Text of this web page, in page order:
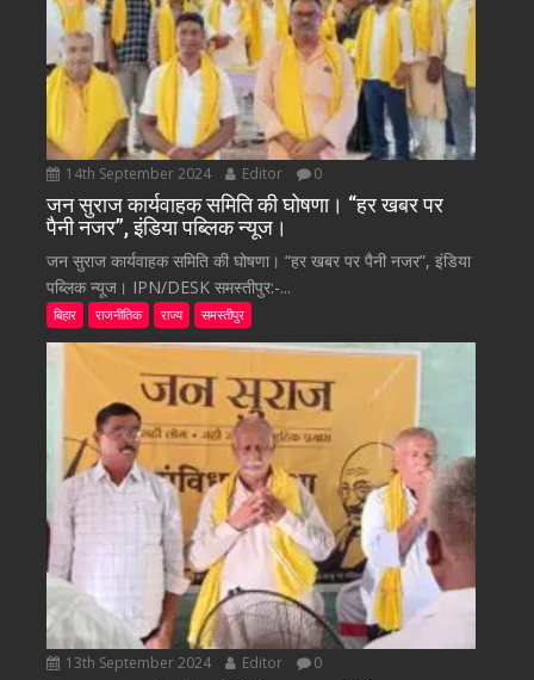
14th September 2024 Editor 0
जन सुराज कार्यवाहक समिति की घोषणा। “हर खबर पर
पैनी नजर”, इंडिया पब्लिक न्यूज।
जन सुराज कार्यवाहक समिति की घोषणा। “हर खबर पर पैनी नजर”, इंडिया
पब्लिक न्यूज। IPN/DESK समस्तीपुर:-...
बिहार राजनीतिक राज्य समस्तीपुर
13th September 2024 Editor 0